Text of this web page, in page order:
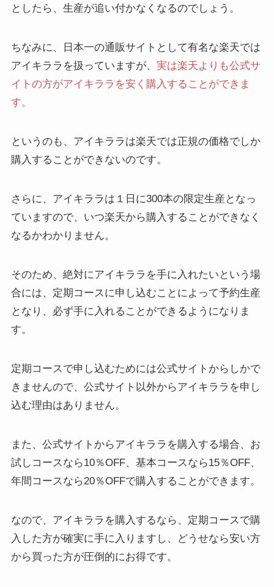
としたら、生産が追い付かなくなるのでしょう。
ちなみに、日本一の通販サイトとして有名な楽天では
アイキララを扱っていますが、 実は楽天よりも公式サ
イトの方がアイキララを安く購入することができま
す。
というのも、アイキララは楽天では正規の価格でしか
購入することができないのです。
さらに、アイキララは１日に300本の限定生産となっ
ていますので、いつ楽天から購入することができなく
なるかわかりません。
そのため、絶対にアイキララを手に入れたいという場
合には、定期コースに申し込むことによって予約生産
となり、必ず手に入れることができるようになりま
す。
定期コースで申し込むためには公式サイトからしかで
きませんので、公式サイト以外からアイキララを申し
込む理由はありません。
また、公式サイトからアイキララを購入する場合、 お
試しコースなら10％OFF、基本コースなら15％OFF、
年間コースなら20％OFFで購入することができます。
なので、アイキララを購入するなら、定期コースで購
入した方が確実に手に入りますし、どうせなら安い方
から買った方が圧倒的にお得です。